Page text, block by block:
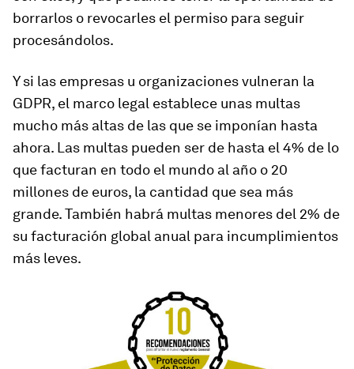
borrarlos o revocarles el permiso para seguir
procesándolos.
Y si las empresas u organizaciones vulneran la
GDPR, el marco legal establece unas multas
mucho más altas de las que se imponían hasta
ahora. Las multas pueden ser de hasta el 4% de lo
que facturan en todo el mundo al año o 20
millones de euros, la cantidad que sea más
grande. También habrá multas menores del 2% de
su facturación global anual para incumplimientos
más leves.